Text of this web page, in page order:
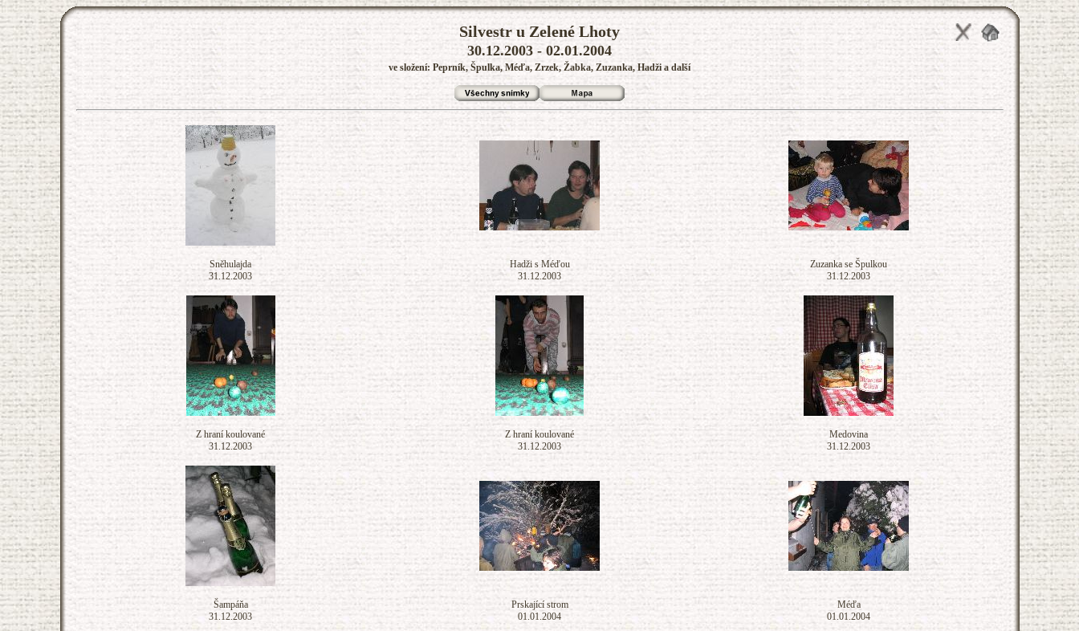
Silvestr u Zelené Lhoty
30.12.2003 - 02.01.2004
ve složení: Peprník, Špulka, Méďa, Zrzek, Žabka, Zuzanka, Hadži a další
Sněhulajda
31.12.2003
Hadži s Méďou
31.12.2003
Zuzanka se Špulkou
31.12.2003
Z hraní koulované
31.12.2003
Z hraní koulované
31.12.2003
Medovina
31.12.2003
Šampáňa
31.12.2003
Prskající strom
01.01.2004
Méďa
01.01.2004